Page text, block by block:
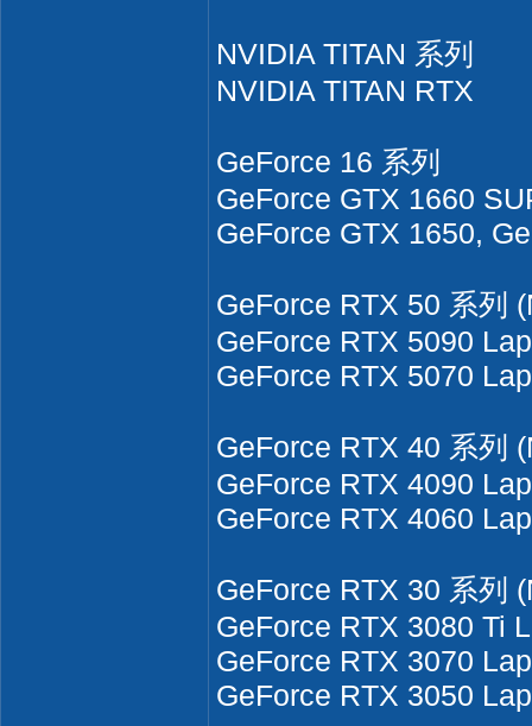
NVIDIA TITAN 系列
NVIDIA TITAN RTX
GeForce 16 系列
GeForce GTX 1660
GeForce GTX 1650,
GeForce RTX 50 系列
GeForce RTX 5090
GeForce RTX 5070
GeForce RTX 40 系列
GeForce RTX 4090
GeForce RTX 4060
GeForce RTX 30 系列
GeForce RTX 3080 Ti
GeForce RTX 3070
GeForce RTX 3050